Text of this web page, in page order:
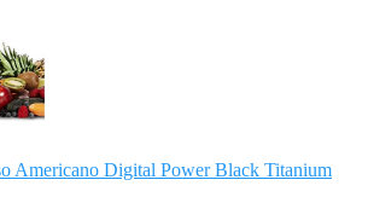
Americano Digital Power Black Titanium